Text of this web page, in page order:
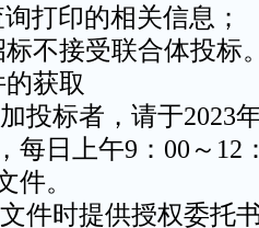
打印的相关信息；
不接受联合体投标
获取
标者，请于2023年
每日上午9：00～12
件。
时提供授权委托